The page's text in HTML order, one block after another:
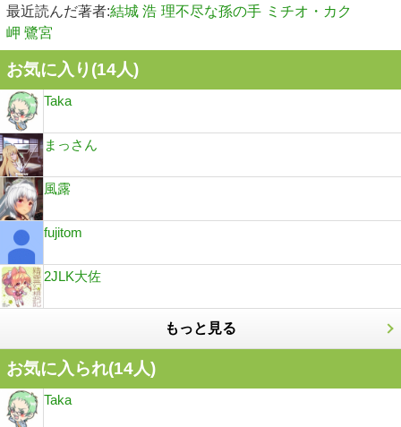
最近読んだ著者:結城 浩 理不尽な孫の手 ミチオ・カク
岬 鷺宮
お気に入り(14人)
Taka
まっさん
風露
fujitom
2JLK大佐
もっと見る
お気に入られ(14人)
Taka